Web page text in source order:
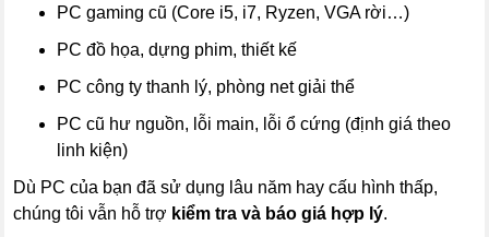
PC gaming cũ (Core i5, i7, Ryzen, VGA rời…)
PC đồ họa, dựng phim, thiết kế
PC công ty thanh lý, phòng net giải thể
PC cũ hư nguồn, lỗi main, lỗi ổ cứng (định giá theo
linh kiện)
Dù PC của bạn đã sử dụng lâu năm hay cấu hình thấp,
chúng tôi vẫn hỗ trợ kiểm tra và báo giá hợp lý.